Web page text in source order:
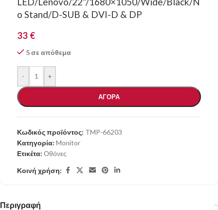
o Stand/D-SUB & DVI-D & DP
33 €
5 σε απόθεμα
- +
ΑΓΟΡΑ
Κωδικός προϊόντος: TMP-66203
Κατηγορία: Monitor
Ετικέτα: Οθόνες
Κοινή χρήση:
Περιγραφή